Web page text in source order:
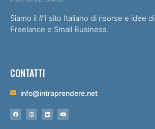
Siamo il #1 sito Italiano di risorse e idee
Freelance e Small Business.
CONTATTI
info@intraprendere.net